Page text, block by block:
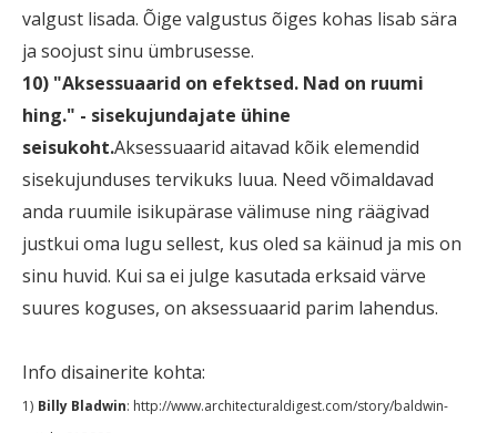
valgust lisada. Õige valgustus õiges kohas lisab sära
ja soojust sinu ümbrusesse.
10) "Aksessuaarid on efektsed. Nad on ruumi
hing." - sisekujundajate ühine
seisukoht.Aksessuaarid aitavad kõik elemendid
sisekujunduses tervikuks luua. Need võimaldavad
anda ruumile isikupärase välimuse ning räägivad
justkui oma lugu sellest, kus oled sa käinud ja mis on
sinu huvid. Kui sa ei julge kasutada erksaid värve
suures koguses, on aksessuaarid parim lahendus.
Info disainerite kohta:
1) Billy Bladwin: http://www.architecturaldigest.com/story/baldwin-